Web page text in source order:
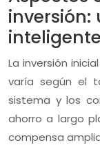
inversión:
La inversión
varía según el
sistema y los
ahorro a largo
compensa